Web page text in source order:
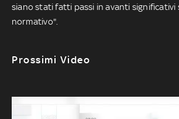
siano stati fatti passi in avanti significativi
normativo".
Prossimi Video